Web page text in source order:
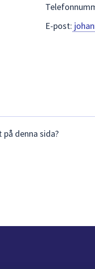
E-post:
denna sida?